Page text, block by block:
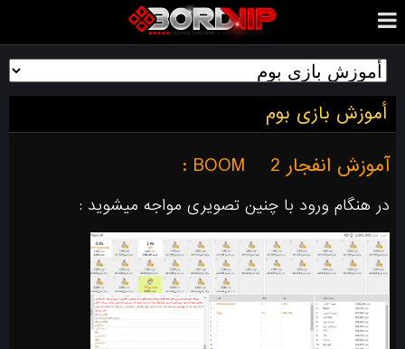
أموزش بازی بوم
آموزش انفجار 2 BOOM :
در هنگام ورود با چنین تصویری مواجه میشوید :